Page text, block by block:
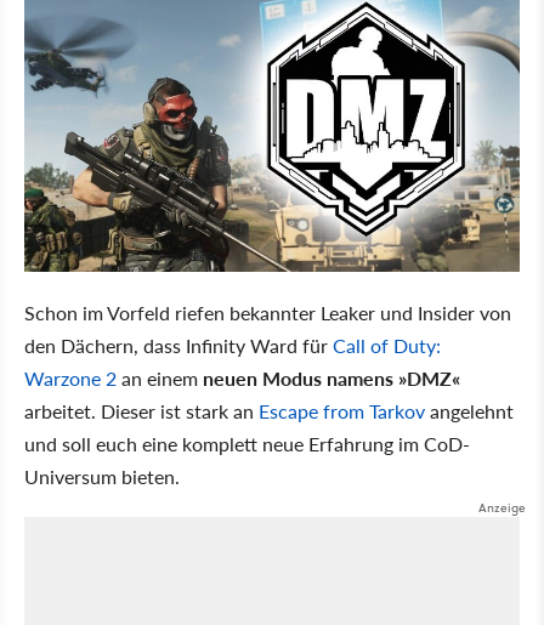
Schon im Vorfeld riefen bekannter Leaker und Insider von
den Dächern, dass Infinity Ward fürCall of Duty:
Warzone 2an einem neuen Modus namens DMZ
arbeitet. Dieser ist stark an Escape from Tarkovangelehnt
und soll euch eine komplett neue Erfahrung im CoD-
Universum bieten.